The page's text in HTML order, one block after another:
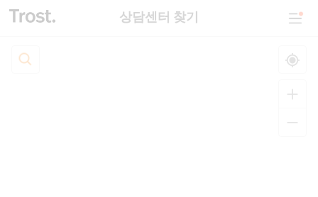
상담센터 찾기